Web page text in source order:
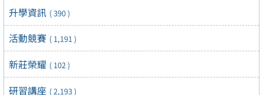
升學資訊 ( 390 )
活動競賽 ( 1,191 )
新莊榮耀 ( 102 )
研習講座 ( 2,193 )